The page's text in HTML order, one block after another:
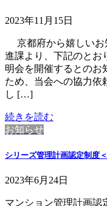
2023年11月15日
京都府から嬉しいお
進課より、下記のとお
明会を開催するとのお
ため、当会への協力依
し […]
続きを読む
お知らせ
シリーズ管理計画認定制度
2023年6月24日
マンション管理計画認